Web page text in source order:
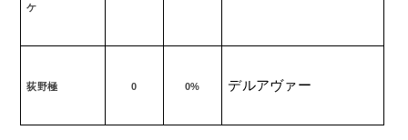
ケ
荻野極 0 0% デルアヴァー